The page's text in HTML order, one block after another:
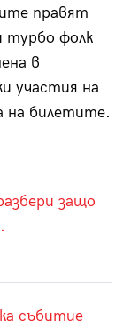
правят
турбо фолк
в
участия на
на билетите.
защо
събитие